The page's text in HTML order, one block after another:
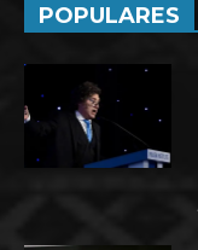
POPULARES